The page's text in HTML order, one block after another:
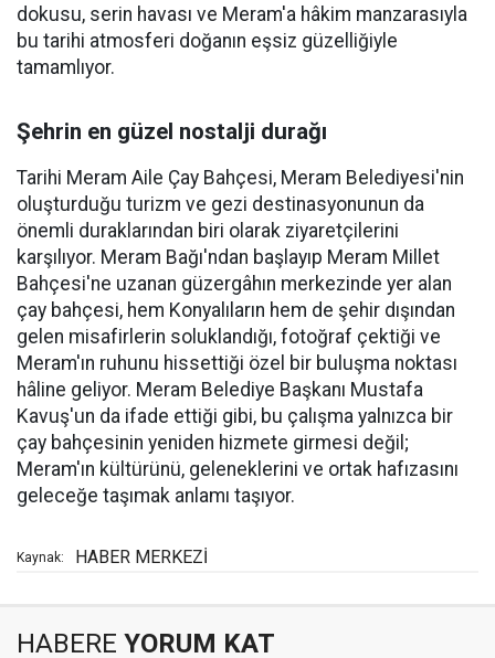
dokusu, serin havası ve Meram'a hâkim manzarasıyla
bu tarihi atmosferi doğanın eşsiz güzelliğiyle
tamamlıyor.
Şehrin en güzel nostalji durağı
Tarihi Meram Aile Çay Bahçesi, Meram Belediyesi'nin
oluşturduğu turizm ve gezi destinasyonunun da
önemli duraklarından biri olarak ziyaretçilerini
karşılıyor. Meram Bağı'ndan başlayıp Meram Millet
Bahçesi'ne uzanan güzergâhın merkezinde yer alan
çay bahçesi, hem Konyalıların hem de şehir dışından
gelen misafirlerin soluklandığı, fotoğraf çektiği ve
Meram'ın ruhunu hissettiği özel bir buluşma noktası
hâline geliyor. Meram Belediye Başkanı Mustafa
Kavuş'un da ifade ettiği gibi, bu çalışma yalnızca bir
çay bahçesinin yeniden hizmete girmesi değil;
Meram'ın kültürünü, geleneklerini ve ortak hafızasını
geleceğe taşımak anlamı taşıyor.
Kaynak: HABER MERKEZİ
HABERE YORUM KAT